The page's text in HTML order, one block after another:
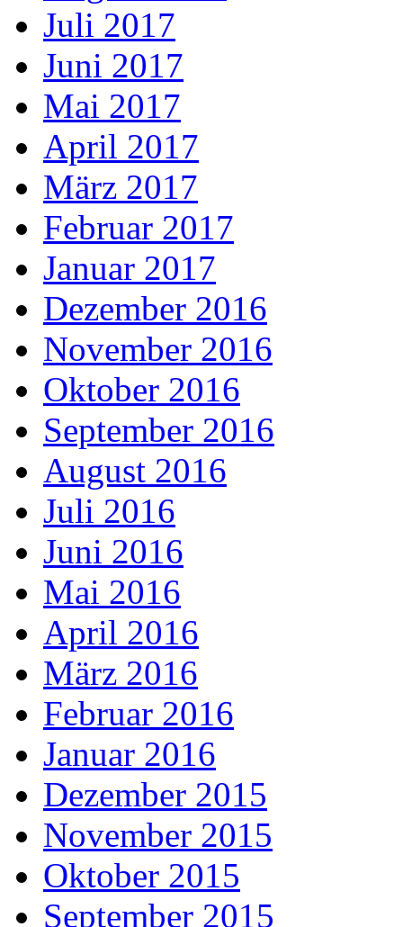
Juli 2017
Juni 2017
Mai 2017
April 2017
März 2017
Februar 2017
Januar 2017
Dezember 2016
November 2016
Oktober 2016
September 2016
August 2016
Juli 2016
Juni 2016
Mai 2016
April 2016
März 2016
Februar 2016
Januar 2016
Dezember 2015
November 2015
Oktober 2015
September 2015